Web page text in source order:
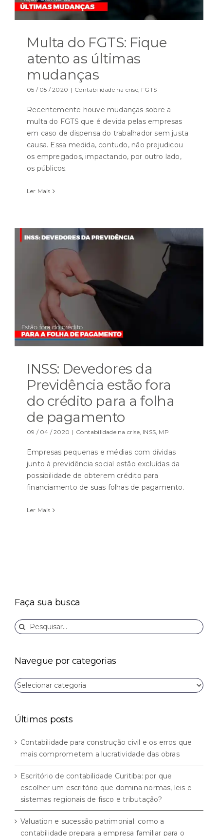
Multa do FGTS: Fique
atento as últimas
mudanças
05 / 05 / 2020 | Contabilidade na crise, FGTS
Recentemente houve mudanças sobre a
multa do FGTS que é devida pelas empresas
em caso de dispensa do trabalhador sem justa
causa. Essa medida, contudo, não prejudicou
os empregados, impactando, por outro lado,
os públicos.
Ler Mais
INSS: Devedores da
Previdência estão fora
do crédito para a folha
de pagamento
09 / 04 / 2020 | Contabilidade na crise, INSS, MP
Empresas pequenas e médias com dívidas
junto à previdência social estão excluídas da
possibilidade de obterem crédito para
financiamento de suas folhas de pagamento.
Ler Mais
Faça sua busca
Buscar
resultados
Navegue por categorias
Navegue
por
Últimos posts
Contabilidade para construção civil e os erros que
mais comprometem a lucratividade das obras
Escritório de contabilidade Curitiba: por que
escolher um escritório que domina normas, leis e
sistemas regionais de fisco e tributação?
Valuation e sucessão patrimonial: como a
contabilidade prepara a empresa familiar para o